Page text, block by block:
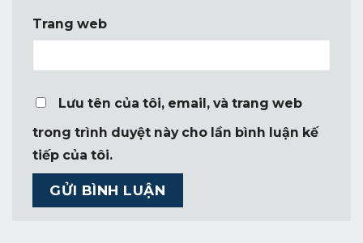
Trang web
Lưu tên của tôi, email, và trang web
trong trình duyệt này cho lần bình luận kế
tiếp của tôi.